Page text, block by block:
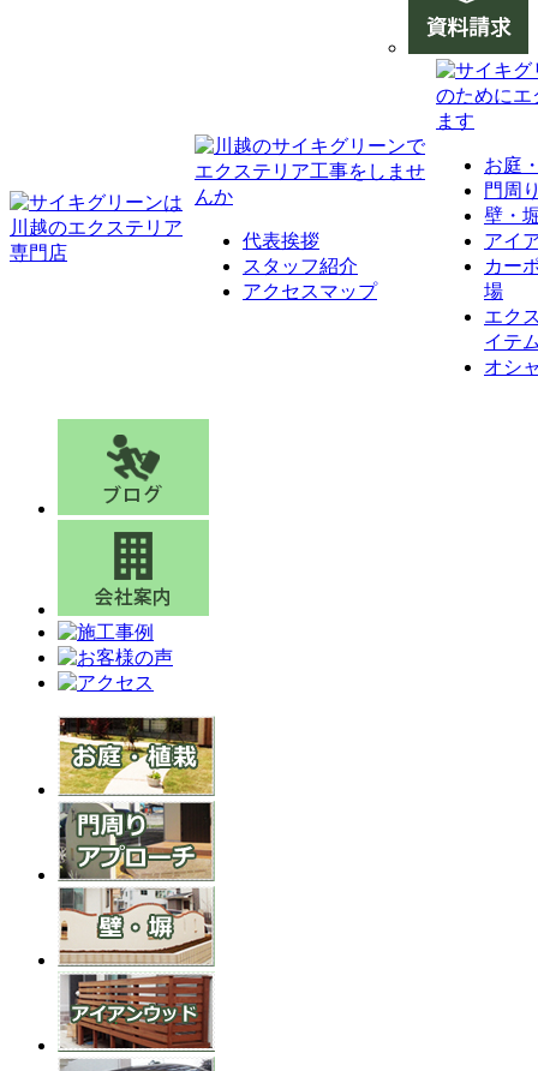
代表挨拶
スタッフ紹介
アクセスマップ
お庭
門周
壁・
アイ
カー
場
エク
イテ
オシ